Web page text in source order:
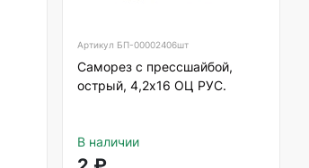
Артикул БП-00002406шт
Саморез с прессшайбой,
острый, 4,2х16 ОЦ РУС.
В наличии